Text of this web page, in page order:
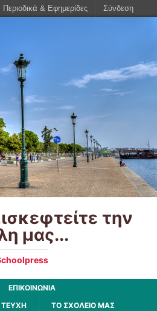
την
μας...
ΕΠΙΚΟΙΝΩΝΙΑ
ΤΕΥΧΗ ΤΟ ΣΧΟΛΕΙΟ ΜΑΣ
& Εφημερίδες Σύνδεση